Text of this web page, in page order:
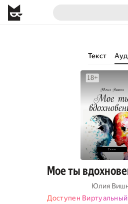
Текст
Мое ты
Юлия
Доступен Виртуальный